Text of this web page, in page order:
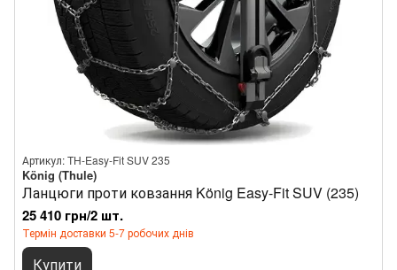
Артикул: TH-Easy-Fit SUV 235
König (Thule)
Ланцюги проти ковзання König Easy-Fit SUV (235)
25 410 грн/2 шт.
Термін доставки 5-7 робочих днів
Купити